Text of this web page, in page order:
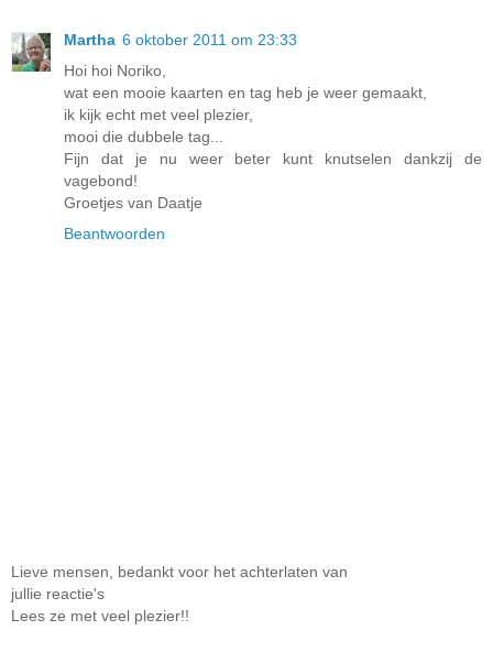
Martha 6 oktober 2011 om 23:33
Hoi hoi Noriko,
wat een mooie kaarten en tag heb je weer gemaakt,
ik kijk echt met veel plezier,
mooi die dubbele tag...
Fijn dat je nu weer beter kunt knutselen dankzij de
vagebond!
Groetjes van Daatje
Beantwoorden
Lieve mensen, bedankt voor het achterlaten van
jullie reactie's
Lees ze met veel plezier!!